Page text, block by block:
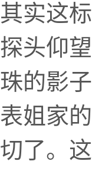
其实这
探头仰
珠的影
表姐家
切了。